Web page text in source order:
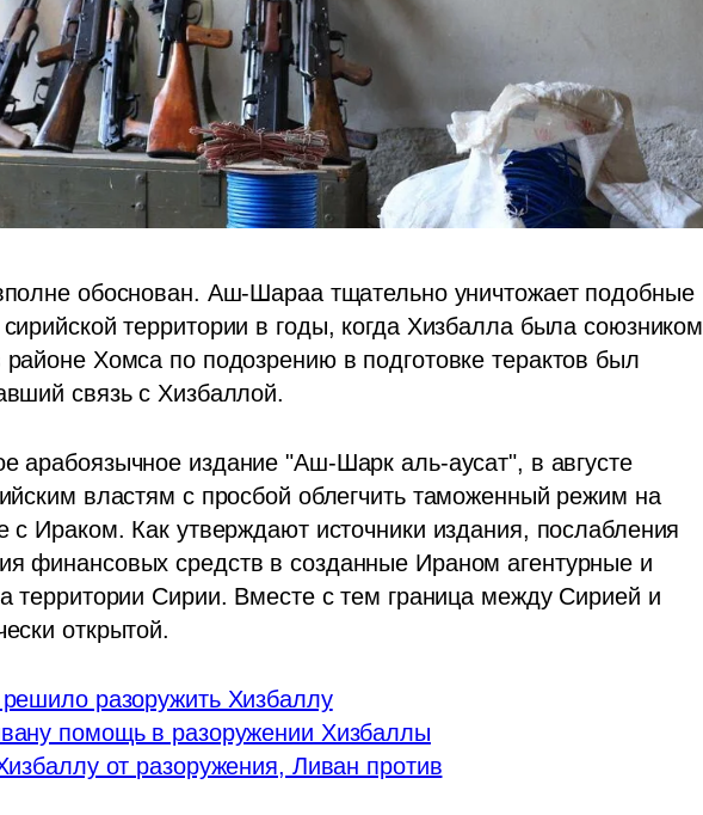
обоснован. Аш-Шараа тщательно уничтожает подобные
территории в годы, когда Хизбалла была союзником
Хомса по подозрению в подготовке терактов был
связь с Хизбаллой.
арабоязычное издание "Аш-Шарк аль-аусат", в августе
властям с просбой облегчить таможенный режим на
Ираком. Как утверждают источники издания, послабления
финансовых средств в созданные Ираном агентурные и
территории Сирии. Вместе с тем граница между Сирией и
открытой.
разоружить Хизбаллу
помощь в разоружении Хизбаллы
от разоружения, Ливан против